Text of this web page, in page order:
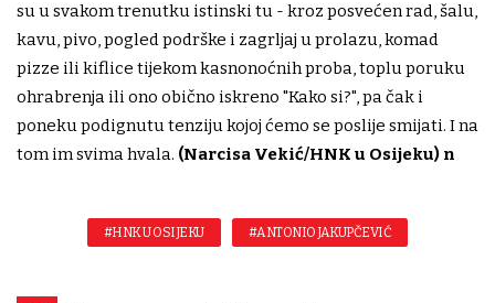
su u svakom trenutku istinski tu - kroz posvećen rad, šalu,
kavu, pivo, pogled podrške i zagrljaj u prolazu, komad
pizze ili kiflice tijekom kasnonoćnih proba, toplu poruku
ohrabrenja ili ono obično iskreno "Kako si?", pa čak i
poneku podignutu tenziju kojoj ćemo se poslije smijati. I na
tom im svima hvala. (Narcisa Vekić/HNK u Osijeku) n
#HNK U OSIJEKU #ANTONIO JAKUPČEVIĆ